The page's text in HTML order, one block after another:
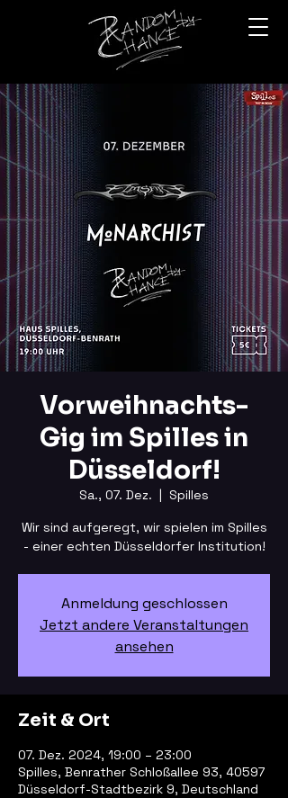
Vorweihnachts-
Gig im Spilles in
Düsseldorf!
Sa., 07. Dez.
  |
Spilles
Wir sind aufgeregt, wir spielen im Spilles
- einer echten Düsseldorfer Institution!
Anmeldung geschlossen
Jetzt andere Veranstaltungen
ansehen
Zeit & Ort
07. Dez. 2024, 19:00 – 23:00
Spilles, Benrather Schloßallee 93, 40597
Düsseldorf-Stadtbezirk 9, Deutschland